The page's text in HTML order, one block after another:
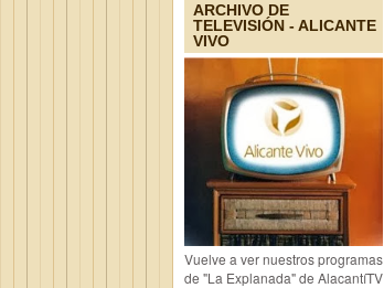
ARCHIVO DE
TELEVISIÓN - ALICANTE
VIVO
Vuelve a ver nuestros programas
de "La Explanada" de AlacantíTV